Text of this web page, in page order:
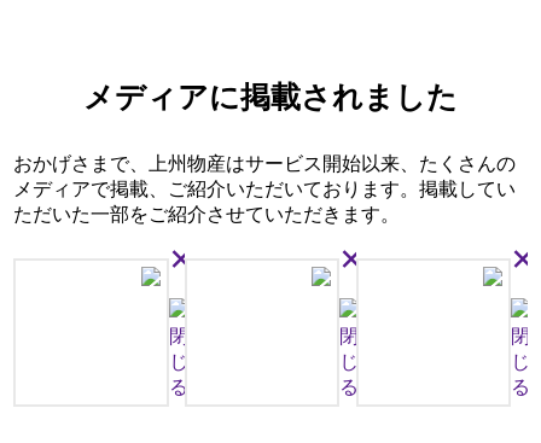
メディアに掲載されました
おかげさまで、上州物産はサービス開始以来、たくさんの
メディアで掲載、ご紹介いただいております。掲載してい
ただいた一部をご紹介させていただきます。
×
閉
じ
る
×
閉
じ
る
×
閉
じ
る